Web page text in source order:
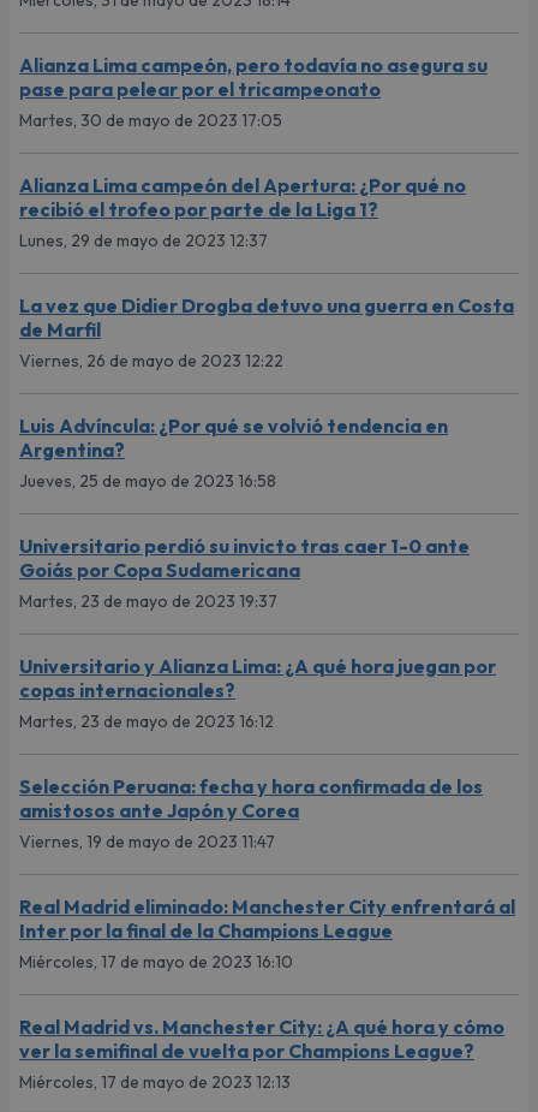
Alianza Lima campeón, pero todavía no asegura su
pase para pelear por el tricampeonato
Martes, 30 de mayo de 2023 17:05
Alianza Lima campeón del Apertura: ¿Por qué no
recibió el trofeo por parte de la Liga 1?
Lunes, 29 de mayo de 2023 12:37
La vez que Didier Drogba detuvo una guerra en Costa
de Marfil
Viernes, 26 de mayo de 2023 12:22
Luis Advíncula: ¿Por qué se volvió tendencia en
Argentina?
Jueves, 25 de mayo de 2023 16:58
Universitario perdió su invicto tras caer 1-0 ante
Goiás por Copa Sudamericana
Martes, 23 de mayo de 2023 19:37
Universitario y Alianza Lima: ¿A qué hora juegan por
copas internacionales?
Martes, 23 de mayo de 2023 16:12
Selección Peruana: fecha y hora confirmada de los
amistosos ante Japón y Corea
Viernes, 19 de mayo de 2023 11:47
Real Madrid eliminado: Manchester City enfrentará al
Inter por la final de la Champions League
Miércoles, 17 de mayo de 2023 16:10
Real Madrid vs. Manchester City: ¿A qué hora y cómo
ver la semifinal de vuelta por Champions League?
Miércoles, 17 de mayo de 2023 12:13